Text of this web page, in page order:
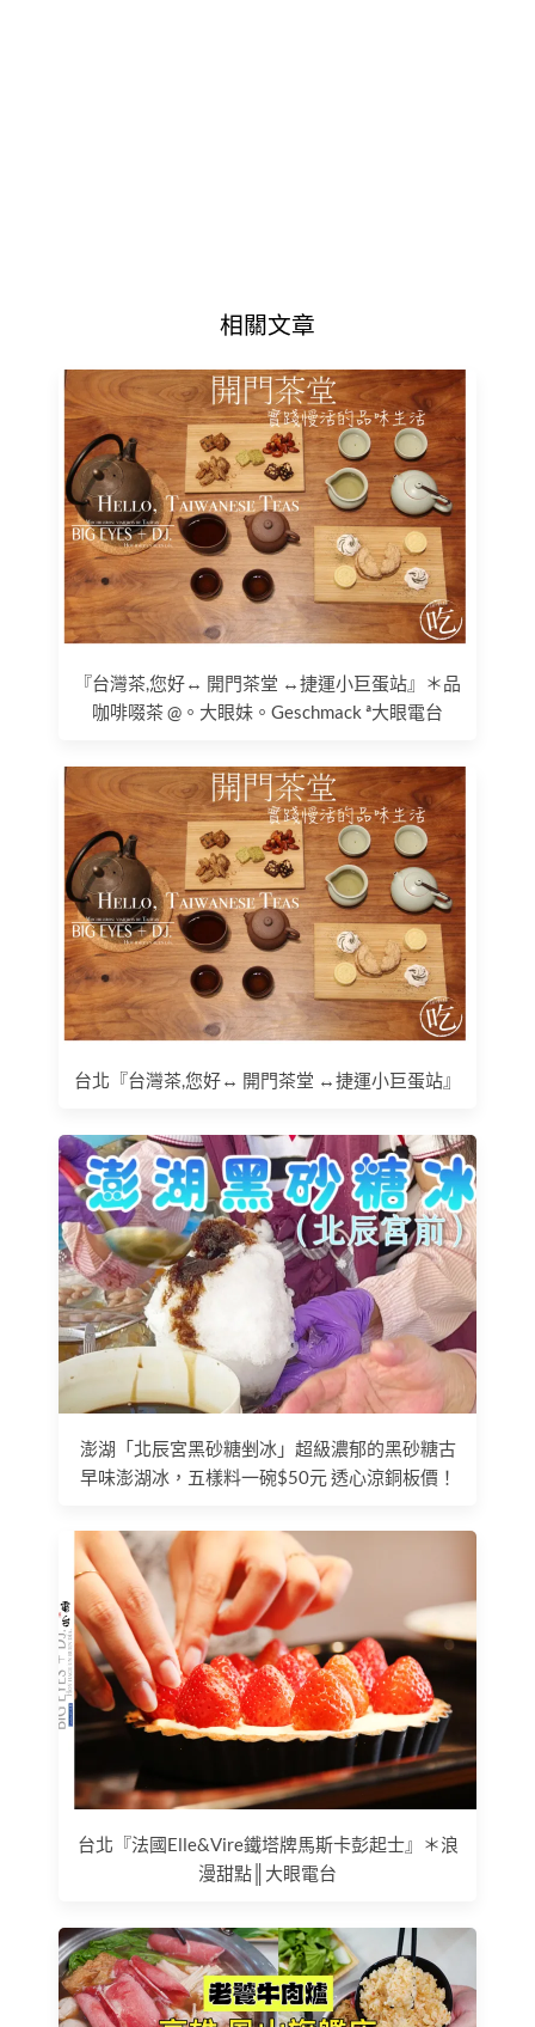
相關文章
『台灣茶,您好↔ 開門茶堂 ↔捷運小巨蛋站』＊品
咖啡啜茶 @。大眼妹。Geschmack ª大眼電台
台北『台灣茶,您好↔ 開門茶堂 ↔捷運小巨蛋站』
澎湖「北辰宮黑砂糖剉冰」超級濃郁的黑砂糖古
早味澎湖冰，五樣料一碗$50元 透心涼銅板價！
台北『法國Elle&Vire鐵塔牌馬斯卡彭起士』＊浪
漫甜點║大眼電台